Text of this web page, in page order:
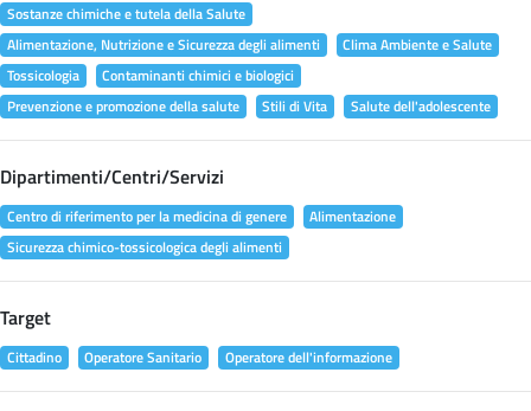
Sostanze chimiche e tutela della Salute
Alimentazione, Nutrizione e Sicurezza degli alimenti
Clima Ambiente e Salute
Tossicologia
Contaminanti chimici e biologici
Prevenzione e promozione della salute
Stili di Vita Salute dell'adolescente
Dipartimenti/Centri/Servizi
Centro di riferimento per la medicina di genere
Alimentazione
Sicurezza chimico-tossicologica degli alimenti
Target
Cittadino Operatore Sanitario Operatore dell'informazione